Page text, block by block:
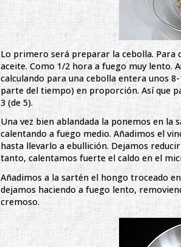
Lo primero será preparar la cebolla. Para
aceite. Como 1/2 hora a fuego muy lento.
calculando para una cebolla entera unos
parte del tiempo) en proporción. Así que
3 (de 5).
Una vez bien ablandada la ponemos en
calentando a fuego medio. Añadimos el
hasta llevarlo a ebullición. Dejamos
tanto, calentamos fuerte el caldo en el
Añadimos a la sartén el hongo troceado
dejamos haciendo a fuego lento,
cremoso.